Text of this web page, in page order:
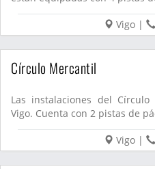
Vigo|
Círculo Mercantil
Las instalaciones del
Vigo. Cuenta con 2 pistas de
Vigo|